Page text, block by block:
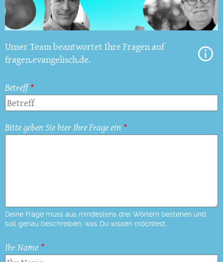
Unser Team beantwortet Ihre Fragen auf
fragen.evangelisch.de.
Betreff
Bitte geben Sie hier Ihre Frage ein
Deine Frage muss aus mindestens drei Wörtern bestehen und
soll genau beschreiben, was Du wissen möchtest.
Ihr Name